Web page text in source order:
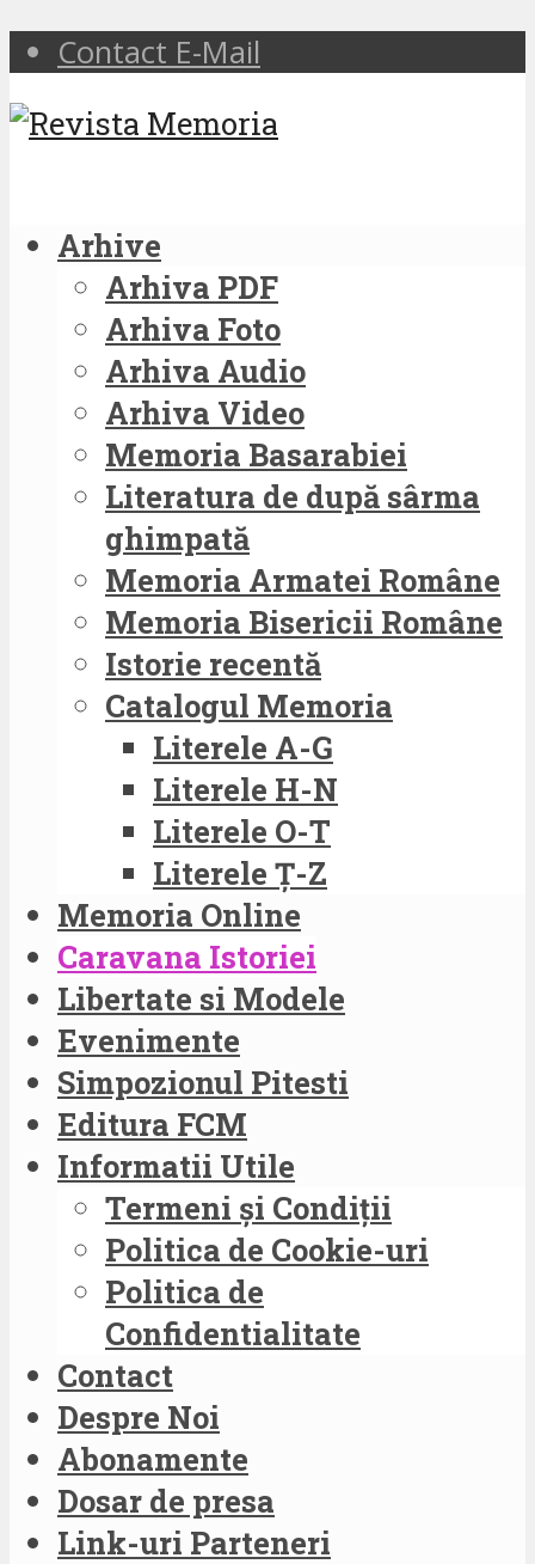
Contact E-Mail
Arhive
Arhiva PDF
Arhiva Foto
Arhiva Audio
Arhiva Video
Memoria Basarabiei
Literatura de după sârma
ghimpată
Memoria Armatei Române
Memoria Bisericii Române
Istorie recentă
Catalogul Memoria
Literele A-G
Literele H-N
Literele O-T
Literele Ț-Z
Memoria Online
Caravana Istoriei
Libertate si Modele
Evenimente
Simpozionul Pitesti
Editura FCM
Informatii Utile
Termeni și Condiții
Politica de Cookie-uri
Politica de
Confidentialitate
Contact
Despre Noi
Abonamente
Dosar de presa
Link-uri Parteneri